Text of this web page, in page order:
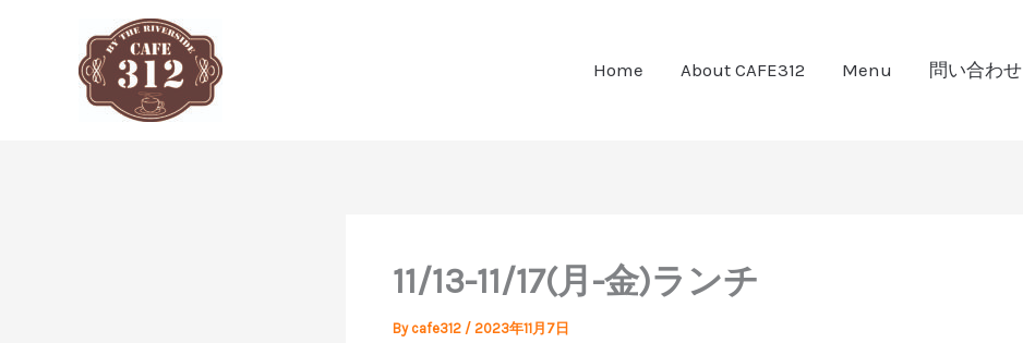
Home About CAFE312 Menu 問い合わせ
11/13-11/17(月-金)ランチ
By cafe312 / 2023年11月7日